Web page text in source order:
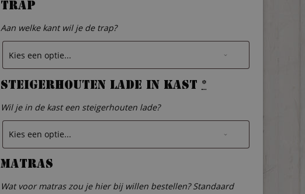
Trap
Aan welke kant wil je de trap?
Steigerhouten lade in kast *
Wil je in de kast een steigerhouten lade?
Matras
Wat voor matras zou je hier bij willen bestellen? Standaard